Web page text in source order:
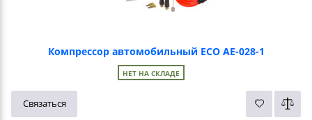
Компрессор автомобильный ECO AE-028-1
НЕТ НА СКЛАДЕ
Связаться